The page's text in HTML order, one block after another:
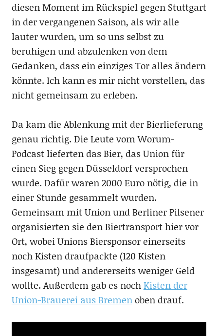
diesen Moment im Rückspiel gegen Stuttgart
in der vergangenen Saison, als wir alle
lauter wurden, um so uns selbst zu
beruhigen und abzulenken von dem
Gedanken, dass ein einziges Tor alles ändern
könnte. Ich kann es mir nicht vorstellen, das
nicht gemeinsam zu erleben.
Da kam die Ablenkung mit der Bierlieferung
genau richtig. Die Leute vom Worum-
Podcast lieferten das Bier, das Union für
einen Sieg gegen Düsseldorf versprochen
wurde. Dafür waren 2000 Euro nötig, die in
einer Stunde gesammelt wurden.
Gemeinsam mit Union und Berliner Pilsener
organisierten sie den Biertransport hier vor
Ort, wobei Unions Biersponsor einerseits
noch Kisten draufpackte (120 Kisten
insgesamt) und andererseits weniger Geld
wollte. Außerdem gab es nochKisten der
Union-Brauerei aus Bremenoben drauf.